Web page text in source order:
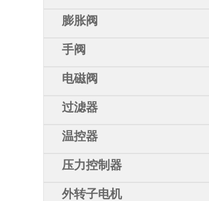
膨胀阀
手阀
电磁阀
过滤器
温控器
压力控制器
外转子电机